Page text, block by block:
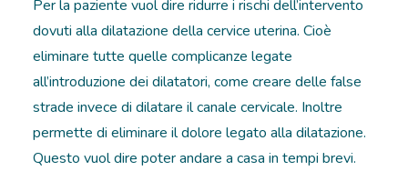
Per la paziente vuol dire ridurre i rischi dell’intervento
dovuti alla dilatazione della cervice uterina. Cioè
eliminare tutte quelle complicanze legate
all’introduzione dei dilatatori, come creare delle false
strade invece di dilatare il canale cervicale. Inoltre
permette di eliminare il dolore legato alla dilatazione.
Questo vuol dire poter andare a casa in tempi brevi.